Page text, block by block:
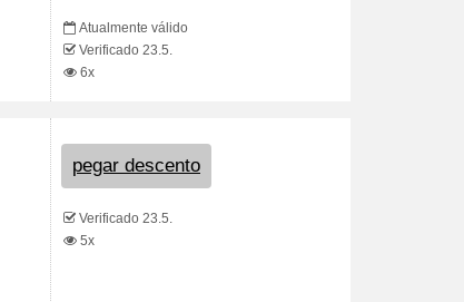
Atualmente válido
Verificado 23.5.
6x
pegar descento
Verificado 23.5.
5x